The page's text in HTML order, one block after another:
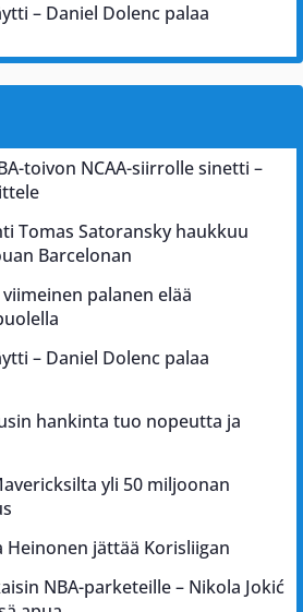
– Daniel Dolenc palaa
toivon NCAA-siirrolle sinetti –
Tomas Satoransky haukkuu
Barcelonan
palanen elää
– Daniel Dolenc palaa
hankinta tuo nopeutta ja
yli 50 miljoonan
Heinonen jättää Korisliigan
NBA-parketeille – Nikola Jokić